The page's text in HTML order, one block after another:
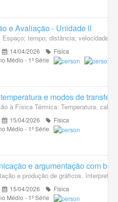
e Avaliação - Unidade ll
Espaço; tempo; distância; velocidade;
14/04/2026
Física
Médio - 1ª Série
e modos de
à Física Térmica: Temperatura, calor
15/04/2026
Física
Médio - 1ª Série
e argumentação com
e produção de gráficos.
15/04/2026
Física
Médio - 1ª Série